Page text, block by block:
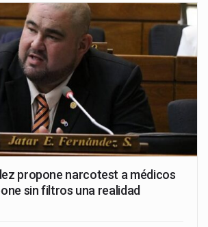
propone narcotest a médicos
sin filtros una realidad